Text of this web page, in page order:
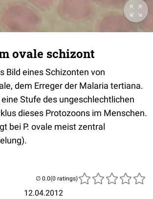
ovale schizont
Bild eines Schizonten von
dem Erreger der Malaria tertiana.
Stufe des ungeschlechtlichen
dieses Protozoons im Menschen.
bei P. ovale meist zentral
12.04.2012
(0 ratings)